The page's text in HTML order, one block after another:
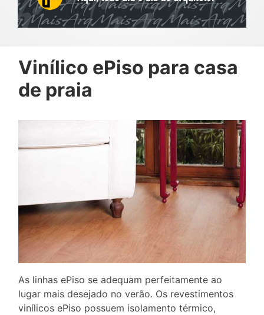
Vinílico ePiso para casa
de praia
As linhas ePiso se adequam perfeitamente ao
lugar mais desejado no verão. Os revestimentos
vinílicos ePiso possuem isolamento térmico,